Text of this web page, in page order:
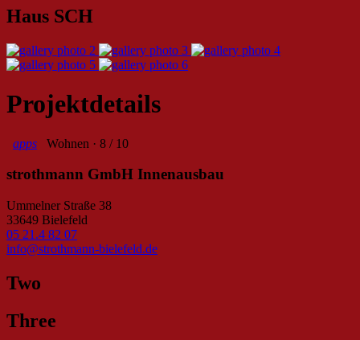
Haus SCH
Projektdetails
apps Wohnen · 8 / 10
strothmann GmbH Innenausbau
Ummelner Straße 38
33649 Bielefeld
05 21.4 82 07
info@strothmann-bielefeld.de
Two
Three